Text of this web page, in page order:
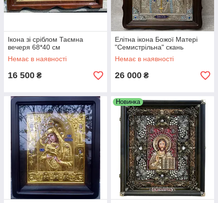
Ікона зі сріблом Таємна
вечеря 68*40 см
Немає в наявності
16 500 ₴
Елітна ікона Божої Матері
"Семистрільна" скань
Немає в наявності
26 000 ₴
Новинка